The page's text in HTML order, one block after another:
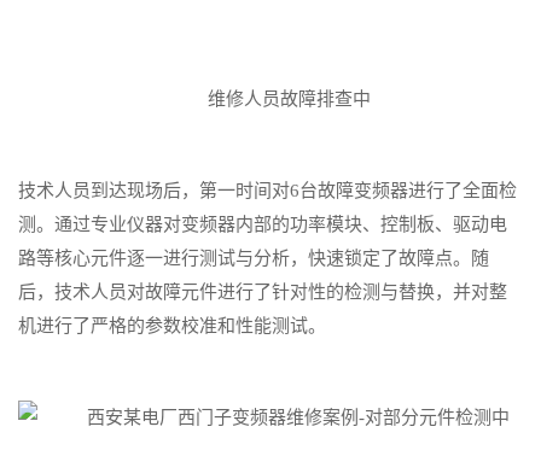
维修人员故障排查中
技术人员到达现场后，第一时间对6台故障变频器进行了全面检
测。通过专业仪器对变频器内部的功率模块、控制板、驱动电
路等核心元件逐一进行测试与分析，快速锁定了故障点。随
后，技术人员对故障元件进行了针对性的检测与替换，并对整
机进行了严格的参数校准和性能测试。